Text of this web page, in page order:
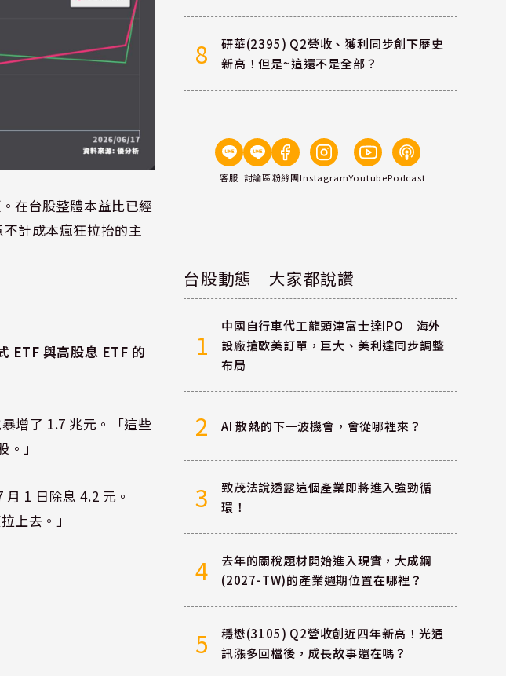
在台股整體本益比已經
計成本瘋狂拉抬的主
ETF 與高股息 ETF 的
增了 1.7 兆元。「這些
」
1 日除息 4.2 元。
上去。」
8
研華(2395) Q2營收、獲利同步創下歷史
新高！但是~這還不是全部？
客服 討論區粉絲團InstagramYoutubePodcast
台股動態｜大家都說讚
1
中國自行車代工龍頭津富士達IPO 海外
設廠搶歐美訂單，巨大、美利達同步調整
布局
2 AI 散熱的下一波機會，會從哪裡來？
3
致茂法說透露這個產業即將進入強勁循
環！
4
去年的關稅題材開始進入現實，大成鋼
(2027-TW)的產業週期位置在哪裡？
5
穩懋(3105) Q2營收創近四年新高！光通
訊漲多回檔後，成長故事還在嗎？